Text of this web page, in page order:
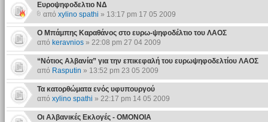
Ευροψηφοδελτιο ΝΔ
από xylino spathi » 13:17 pm 17 05 2009
Ο Μπάμπης Καραθάνος στο ευρω-ψηφοδέλτιο του ΛΑΟΣ
από keravnios» 22:08 pm 27 04 2009
“Νότιος Αλβανία” για την επικεφαλή του ευρωψηφοδελτίου ΛΑΟΣ
από Rasputin » 13:52 pm 23 05 2009
Τα κατορθώματα ενός υφυπουργού
από xylino spathi » 22:17 pm 14 05 2009
Οι Αλβανικές Εκλογές - ΟΜΟΝΟΙΑ